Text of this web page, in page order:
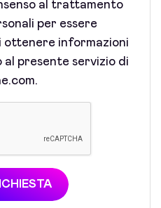
al trattamento
per essere
informazioni
presente servizio di